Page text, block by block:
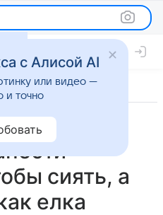
сиять, а
елка
с Алисой AI
или видео —
и точно